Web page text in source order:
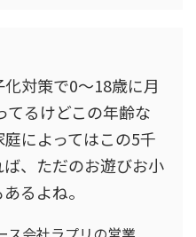
対策で0～18歳に月
てるけどこの年齢な
によってはこの5千
、ただのお遊びお小
るよね。